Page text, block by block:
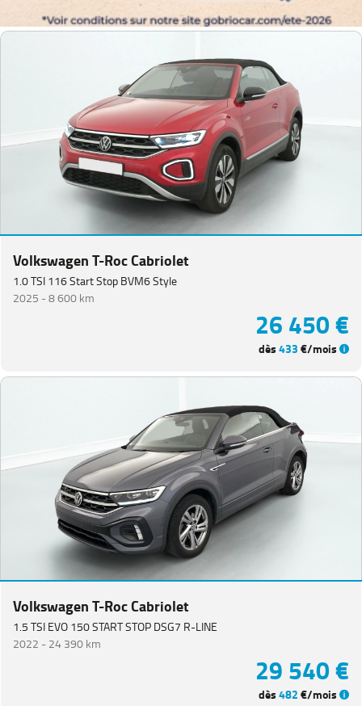
Volkswagen T-Roc Cabriolet
1.0 TSI 116 Start Stop BVM6 Style
2025 -8 600 km
26 450 €
dès433€/mois
Volkswagen T-Roc Cabriolet
1.5 TSI EVO 150 START STOP DSG7 R-LINE
2022 -24 390 km
29 540 €
dès482€/mois